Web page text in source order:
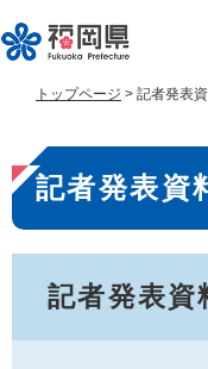
ー
ジ
で
す
ニ
ュ
ば
し
トップページ > 記者発表
本
文
記者発表資
記者発表資